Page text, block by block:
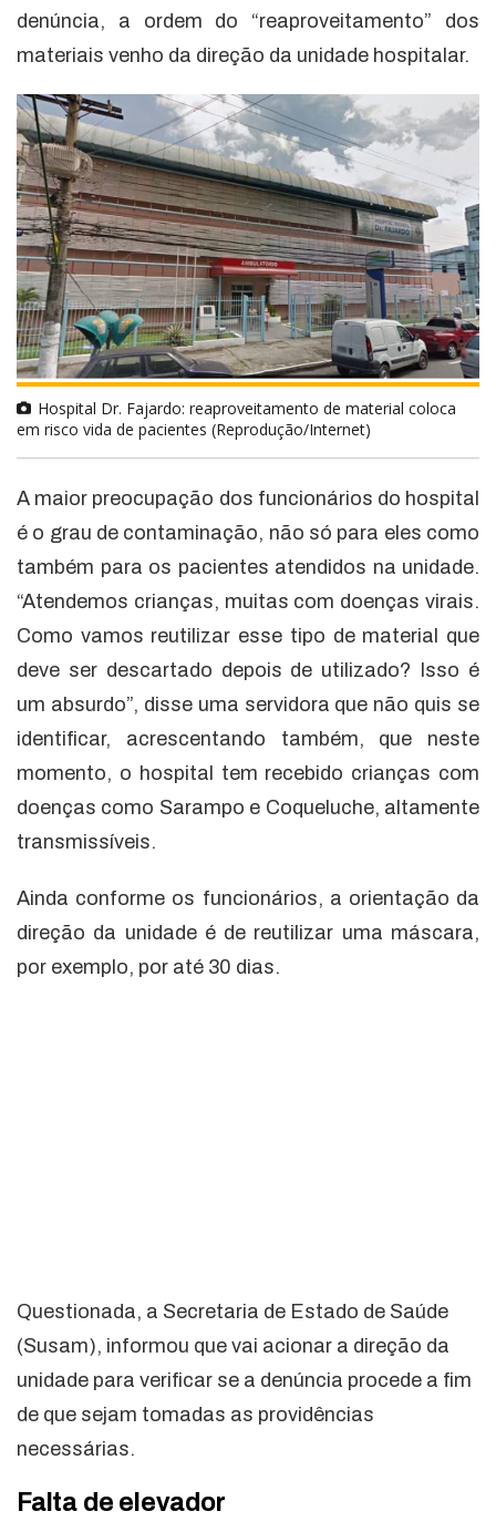
denúncia, a ordem do “reaproveitamento” dos
materiais venho da direção da unidade hospitalar.
Hospital Dr. Fajardo: reaproveitamento de material coloca
em risco vida de pacientes (Reprodução/Internet)
A maior preocupação dos funcionários do hospital
é o grau de contaminação, não só para eles como
também para os pacientes atendidos na unidade.
“Atendemos crianças, muitas com doenças virais.
Como vamos reutilizar esse tipo de material que
deve ser descartado depois de utilizado? Isso é
um absurdo”, disse uma servidora que não quis se
identificar, acrescentando também, que neste
momento, o hospital tem recebido crianças com
doenças como Sarampo e Coqueluche, altamente
transmissíveis.
Ainda conforme os funcionários, a orientação da
direção da unidade é de reutilizar uma máscara,
por exemplo, por até 30 dias.
Questionada, a Secretaria de Estado de Saúde
(Susam), informou que vai acionar a direção da
unidade para verificar se a denúncia procede a fim
de que sejam tomadas as providências
necessárias.
Falta de elevador